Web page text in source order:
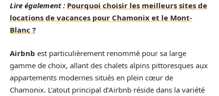
Lire également : Pourquoi choisir les meilleurs sites de
locations de vacances pour Chamonix et le Mont-
Blanc ?
Airbnb est particulièrement renommé pour sa large
gamme de choix, allant des chalets alpins pittoresques aux
appartements modernes situés en plein cœur de
Chamonix. L’atout principal d’Airbnb réside dans la variété